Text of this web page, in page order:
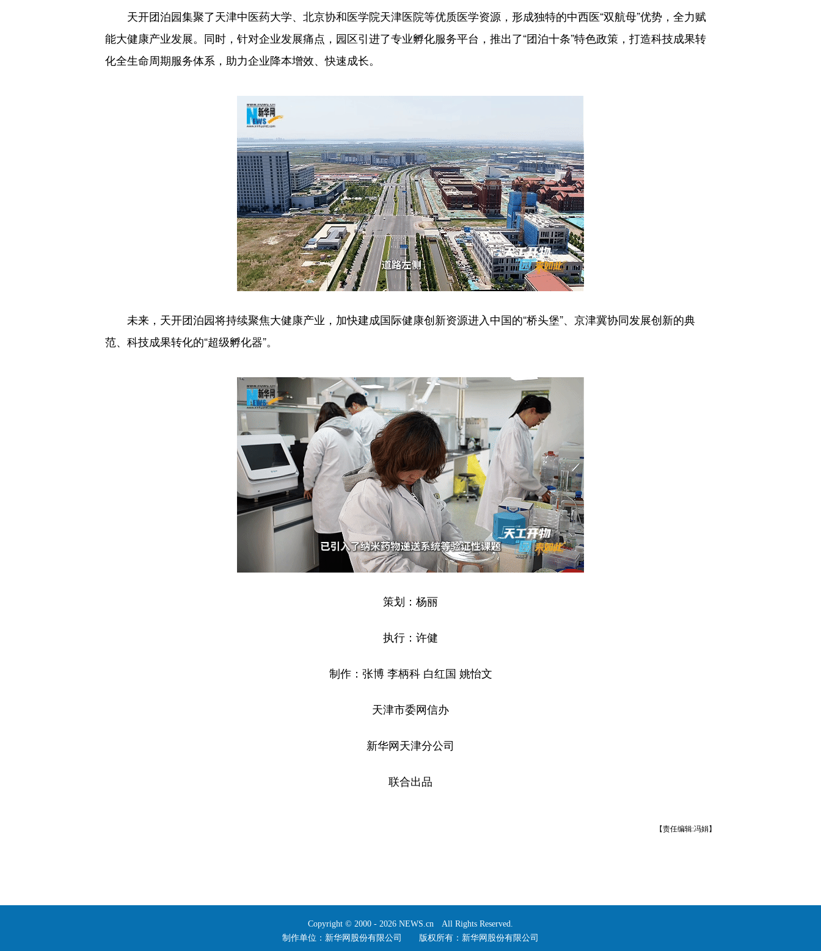
天开团泊园集聚了天津中医药大学、北京协和医学院天津医院等优质医学资源，形成独特的中西医“双航母”优势，全力赋
能大健康产业发展。同时，针对企业发展痛点，园区引进了专业孵化服务平台，推出了“团泊十条”特色政策，打造科技成果转
化全生命周期服务体系，助力企业降本增效、快速成长。
未来，天开团泊园将持续聚焦大健康产业，加快建成国际健康创新资源进入中国的“桥头堡”、京津冀协同发展创新的典
范、科技成果转化的“超级孵化器”。
策划：杨丽
执行：许健
制作：张博 李柄科 白红国 姚怡文
天津市委网信办
新华网天津分公司
联合出品
【责任编辑:冯娟】
Copyright © 2000 - 2026 NEWS.cn All Rights Reserved.
制作单位：新华网股份有限公司 版权所有：新华网股份有限公司